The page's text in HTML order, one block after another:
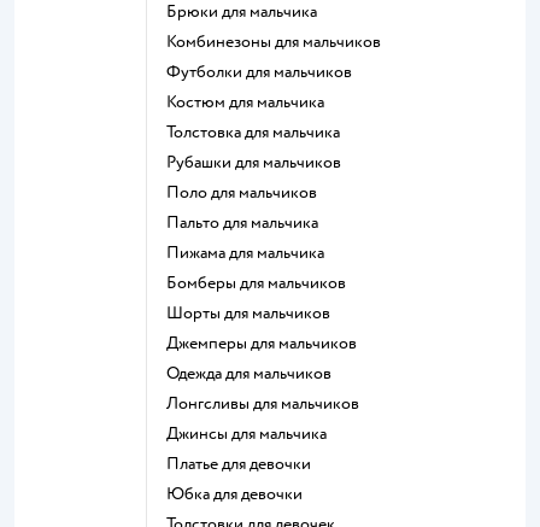
Брюки для мальчика
Комбинезоны для мальчиков
Футболки для мальчиков
Костюм для мальчика
Толстовка для мальчика
Рубашки для мальчиков
Поло для мальчиков
Пальто для мальчика
Пижама для мальчика
Бомберы для мальчиков
Шорты для мальчиков
Джемперы для мальчиков
Одежда для мальчиков
Лонгсливы для мальчиков
Джинсы для мальчика
Платье для девочки
Юбка для девочки